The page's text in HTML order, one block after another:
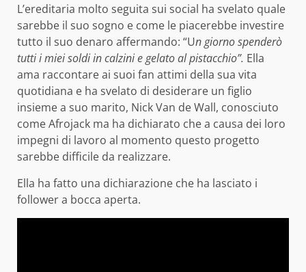
L’ereditaria molto seguita sui social ha svelato quale
sarebbe il suo sogno e come le piacerebbe investire
tutto il suo denaro affermando: “Un giorno spenderò
tutti i miei soldi in calzini e gelato al pistacchio”. Ella
ama raccontare ai suoi fan attimi della sua vita
quotidiana e ha svelato di desiderare un figlio
insieme a suo marito, Nick Van de Wall, conosciuto
come Afrojack ma ha dichiarato che a causa dei loro
impegni di lavoro al momento questo progetto
sarebbe difficile da realizzare.
Ella ha fatto una dichiarazione che ha lasciato i
follower a bocca aperta.